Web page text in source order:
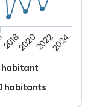
habitant
habitants
2018202020222024